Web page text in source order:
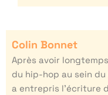
Colin Bonnet
Après avoir
du hip-hop au sein
a entrepris l’écriture